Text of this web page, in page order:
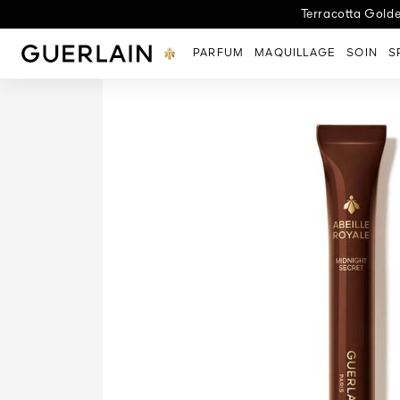
Nouveau Rendez-
Nouveauté
Terracotta
Guerlain - (Revenir à la page d'accueil)
PARFUM MAQUILLAGE SOIN